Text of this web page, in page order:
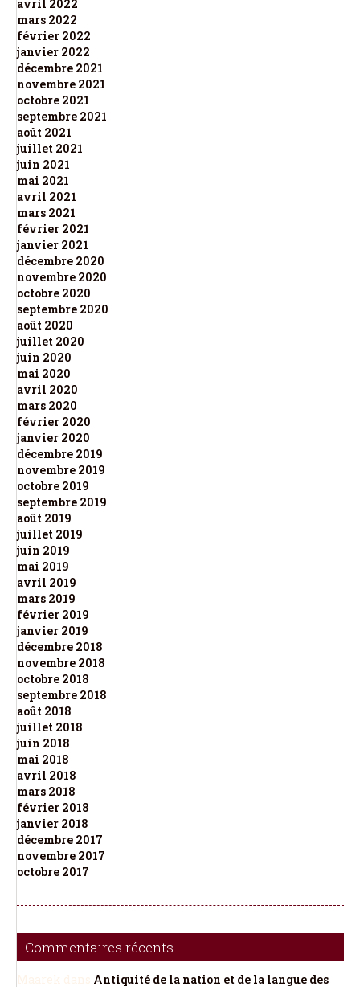
avril 2022
mars 2022
février 2022
janvier 2022
décembre 2021
novembre 2021
octobre 2021
septembre 2021
août 2021
juillet 2021
juin 2021
mai 2021
avril 2021
mars 2021
février 2021
janvier 2021
décembre 2020
novembre 2020
octobre 2020
septembre 2020
août 2020
juillet 2020
juin 2020
mai 2020
avril 2020
mars 2020
février 2020
janvier 2020
décembre 2019
novembre 2019
octobre 2019
septembre 2019
août 2019
juillet 2019
juin 2019
mai 2019
avril 2019
mars 2019
février 2019
janvier 2019
décembre 2018
novembre 2018
octobre 2018
septembre 2018
août 2018
juillet 2018
juin 2018
mai 2018
avril 2018
mars 2018
février 2018
janvier 2018
décembre 2017
novembre 2017
octobre 2017
Commentaires récents
Antiquité de la nation et de la langue des